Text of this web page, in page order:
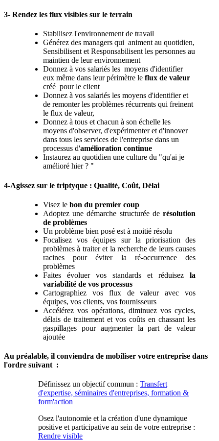
3- Rendez les flux visibles sur le terrain
Stabilisez l'environnement de travail
Générez des managers qui animent au quotidien,
Sensibilisent et Responsabilisent les personnes au
maintien de leur environnement
Donnez à vos salariés les moyens d'identifier
eux même dans leur périmètre le flux de valeur
créé pour le client
Donnez à vos salariés les moyens d'identifier et
de remonter les problèmes récurrents qui freinent
le flux de valeur,
Donnez à tous et chacun à son échelle les
moyens d'observer, d'expérimenter et d'innover
dans tous les services de l'entreprise dans un
processus d'amélioration continue
Instaurez au quotidien une culture du "qu'ai je
amélioré hier ? "
4-Agissez sur le triptyque : Qualité, Coût, Délai
Visez le bon du premier coup
Adoptez une démarche structurée de résolution
de problèmes
Un problème bien posé est à moitié résolu
Focalisez vos équipes sur la priorisation des
problèmes à traiter et la recherche de leurs causes
racines pour éviter la ré-occurrence des
problèmes
Faites évoluer vos standards et réduisez la
variabilité de vos processus
Cartographiez vos flux de valeur avec vos
équipes, vos clients, vos fournisseurs
Accélérez vos opérations, diminuez vos cycles,
délais de traitement et vos coûts en chassant les
gaspillages pour augmenter la part de valeur
ajoutée
Au préalable, il conviendra de mobiliser votre entreprise dans
l'ordre suivant :
Définissez un objectif commun : Transfert
d'expertise, séminaires d'entreprises, formation &
form'action
Osez l'autonomie et la création d'une dynamique
positive et participative au sein de votre entreprise :
Rendre visible